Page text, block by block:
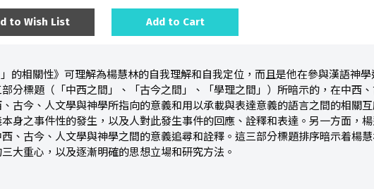
to Wish List Add to Cart
的相關性》可理解為楊慧林的自我理解和自我定位，而且是他在參與漢語神
分標題（「中西之間」、「古今之間」、「學理之間」）所暗示的，在中西
古今、人文學與神學所指向的意義和用以承載與表達意義的語言之間的相關
身之事件性的發生，以及人對此發生事件的回應、詮釋和表達。另一方面，
、古今、人文學與神學之間的意義追尋和詮釋。這三部分標題排序暗示着楊
大重心，以及逐漸明確的思想立場和研究方法。